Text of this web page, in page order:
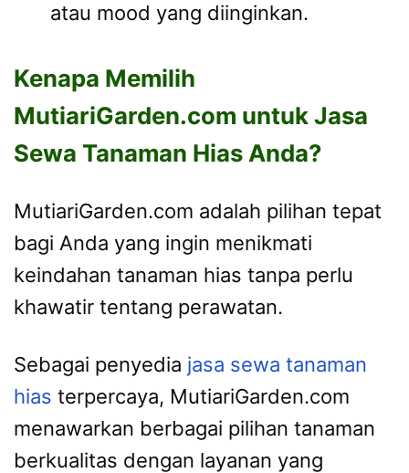
atau mood yang diinginkan.
Kenapa Memilih
MutiariGarden.com untuk Jasa
Sewa Tanaman Hias Anda?
MutiariGarden.com adalah pilihan tepat
bagi Anda yang ingin menikmati
keindahan tanaman hias tanpa perlu
khawatir tentang perawatan.
Sebagai penyedia jasa sewa tanaman
hias terpercaya, MutiariGarden.com
menawarkan berbagai pilihan tanaman
berkualitas dengan layanan yang